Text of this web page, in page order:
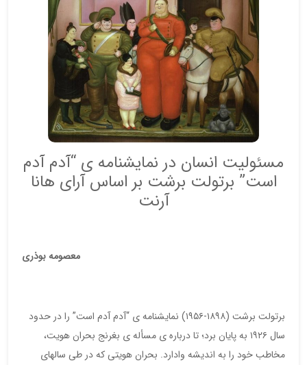
مسئولیت انسان در نمایشنامه ی “آدم آدم
است” برتولت برشت بر اساس آرای هانا
آرنت
معصومه بوذری
برتولت برشت (۱۸۹۸-۱۹۵۶) نمایشنامه ی “آدم آدم است” را در حدود
سال ۱۹۲۶ به پایان برد؛ تا درباره ی مسأله ی بغرنج بحران هویت،
مخاطب خود را به اندیشه وادارد. بحران هویتی که در طی سالهای